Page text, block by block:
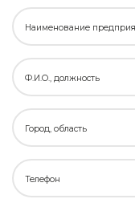
Наименование
Ф.И.О., должность
Город, область
Телефон